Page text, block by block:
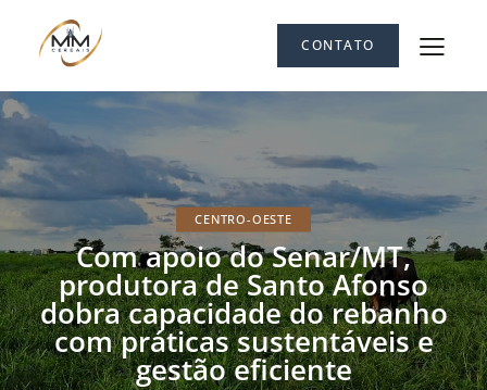
CONTATO
CENTRO-OESTE
Com apoio do Senar/MT,
produtora de Santo Afonso
dobra capacidade do rebanho
com práticas sustentáveis e
gestão eficiente